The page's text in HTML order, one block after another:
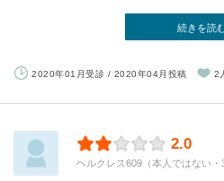
続きを読
2020年01月受診 / 2020年04月投稿 2
2.0
ヘルクレス609（本人ではない・